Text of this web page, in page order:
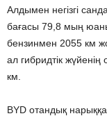
Алдымен негізгі
бағасы 79,8 мың
бензинмен 2055 км
ал гибридтік
км.
BYD отандық